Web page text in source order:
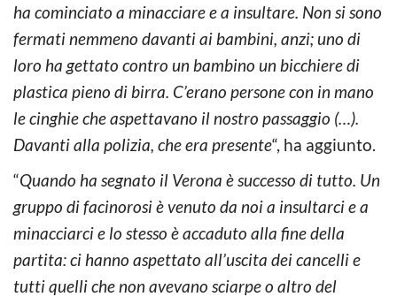
ha cominciato a minacciare e a insultare. Non si sono
fermati nemmeno davanti ai bambini, anzi; uno di
loro ha gettato contro un bambino un bicchiere di
plastica pieno di birra. C’erano persone con in mano
le cinghie che aspettavano il nostro passaggio (…).
Davanti alla polizia, che era presente“, ha aggiunto.
“Quando ha segnato il Verona è successo di tutto. Un
gruppo di facinorosi è venuto da noi a insultarci e a
minacciarci e lo stesso è accaduto alla fine della
partita: ci hanno aspettato all’uscita dei cancelli e
tutti quelli che non avevano sciarpe o altro del